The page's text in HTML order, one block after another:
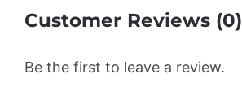
Customer Reviews (0)
Be the first to leave a review.